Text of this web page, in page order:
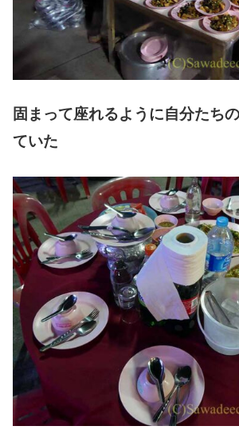
固まって座れるように自分たち
ていた